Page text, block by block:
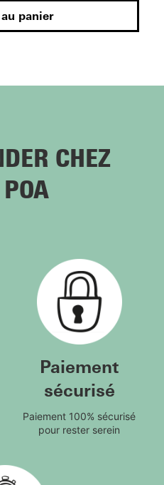
panier
CHEZ
Paiement
sécurisé
Paiement 100% sécurisé
pour rester serein